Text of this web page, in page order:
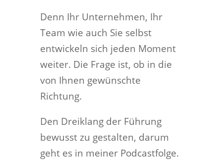
Denn Ihr Unternehmen, Ihr
Team wie auch Sie selbst
entwickeln sich jeden Moment
weiter. Die Frage ist, ob in die
von Ihnen gewünschte
Richtung.
Den Dreiklang der Führung
bewusst zu gestalten, darum
geht es in meiner Podcastfolge.